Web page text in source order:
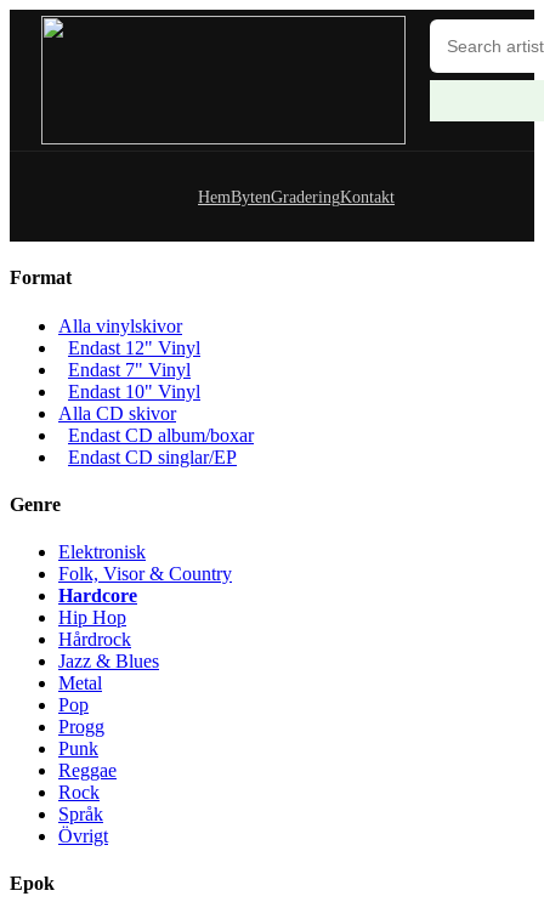
HemBytenGraderingKontakt
Format
Alla vinylskivor
Endast 12" Vinyl
Endast 7" Vinyl
Endast 10" Vinyl
Alla CD skivor
Endast CD album/boxar
Endast CD singlar/EP
Genre
Elektronisk
Folk, Visor & Country
Hardcore
Hip Hop
Hårdrock
Jazz & Blues
Metal
Pop
Progg
Punk
Reggae
Rock
Språk
Övrigt
Epok